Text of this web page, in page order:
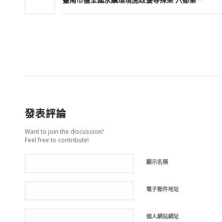
發表評論
Want to join the discussion?
Feel free to contribute!
顯示名稱
電子郵件地址
個人網站網址